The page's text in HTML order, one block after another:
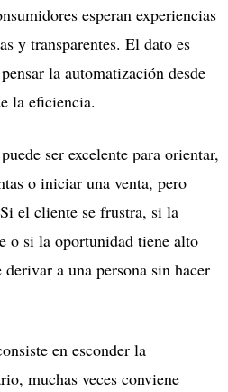
esperan experiencias
y transparentes. El dato es
la automatización desde
la eficiencia.
ser excelente para orientar,
o iniciar una venta, pero
el cliente se frustra, si la
o si la oportunidad tiene alto
a una persona sin hacer
en esconder la
muchas veces conviene